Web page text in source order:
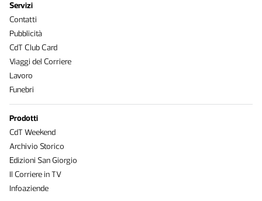
Servizi
Contatti
Pubblicità
CdT Club Card
Viaggi del Corriere
Lavoro
Funebri
Prodotti
CdT Weekend
Archivio Storico
Edizioni San Giorgio
Il Corriere in TV
Infoaziende